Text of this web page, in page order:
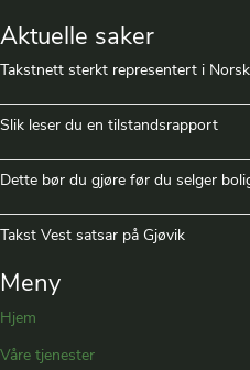
Aktuelle saker
Takstnett sterkt representert i
Slik leser du en tilstandsrapport
Dette bør du gjøre før du selger
Takst Vest satsar på Gjøvik
Meny
Hjem
Våre tjenester